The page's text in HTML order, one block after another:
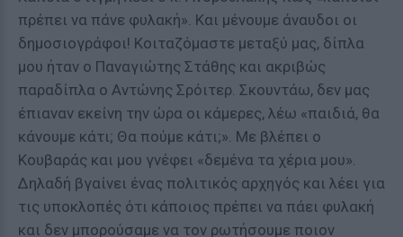
πρέπει να πάνε φυλακή». Και μένουμε άναυδοι οι
δημοσιογράφοι! Κοιταζόμαστε μεταξύ μας, δίπλα
μου ήταν ο Παναγιώτης Στάθης και ακριβώς
παραδίπλα ο Αντώνης Σρόιτερ. Σκουντάω, δεν μας
έπιαναν εκείνη την ώρα οι κάμερες, λέω «παιδιά, θα
κάνουμε κάτι; Θα πούμε κάτι;». Με βλέπει ο
Κουβαράς και μου γνέφει «δεμένα τα χέρια μου».
Δηλαδή βγαίνει ένας πολιτικός αρχηγός και λέει για
τις υποκλοπές ότι κάποιος πρέπει να πάει φυλακή
και δεν μπορούσαμε να τον ρωτήσουμε ποιον